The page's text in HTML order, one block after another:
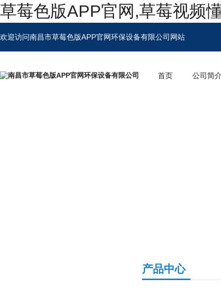
草莓色版APP官网,草莓视频
欢迎访问南昌市草莓色版APP官网环保设备有限公司网站
首页 公司简
产品中心